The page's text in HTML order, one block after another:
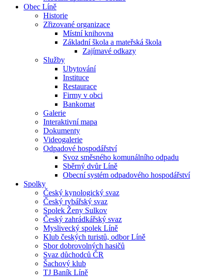
Obec Líně
Historie
Zřizované organizace
Místní knihovna
Základní škola a mateřská škola
Zajímavé odkazy
Služby
Ubytování
Instituce
Restaurace
Firmy v obci
Bankomat
Galerie
Interaktivní mapa
Dokumenty
Videogalerie
Odpadové hospodářství
Svoz směsného komunálního odpadu
Sběrný dvůr Líně
Obecní systém odpadového hospodářství
Spolky
Český kynologický svaz
Český rybářský svaz
Spolek Ženy Sulkov
Český zahrádkářský svaz
Myslivecký spolek Líně
Klub českých turistů, odbor Líně
Sbor dobrovolných hasičů
Svaz důchodců ČR
Šachový klub
TJ Baník Líně